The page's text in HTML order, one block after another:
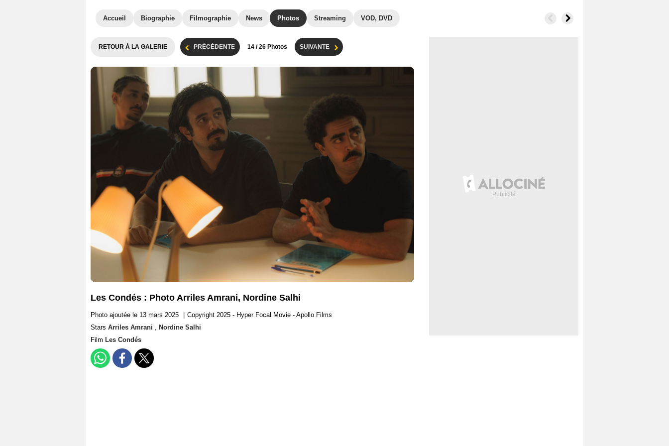
Accueil Biographie Filmographie News Photos Streaming VOD, DVD
RETOUR À LA GALERIE PRÉCÉDENTE 14 / 26 Photos SUIVANTE
Les Condés : Photo Arriles Amrani, Nordine Salhi
Photo ajoutée le 13 mars 2025
Copyright 2025 - Hyper Focal Movie - Apollo Films
Stars Arriles Amrani , Nordine Salhi
Film Les Condés